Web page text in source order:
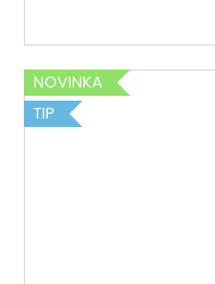
NOVINKA
TIP